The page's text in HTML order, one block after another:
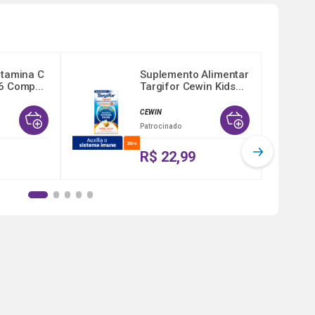
C
Comp...
Suplemento Alimentar
Targifor Cewin Kids...
CEWIN
Patrocinado
R$ 22,99